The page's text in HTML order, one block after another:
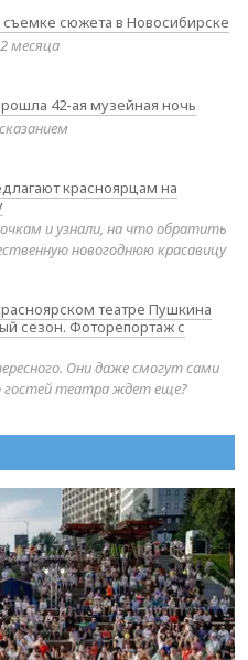
сюжета в Новосибирске
месяца
42-ая музейная ночь
красноярцам на
и узнали, на что обратить
новогоднюю красавицу
театре Пушкина
сезон. Фоторепортаж с
Они даже смогут сами
гостей театра ждет еще?